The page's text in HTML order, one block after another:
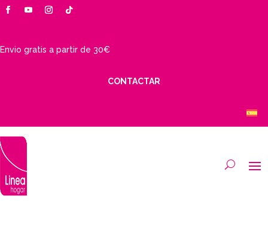
Envio gratis a partir de 30€
CONTACTAR